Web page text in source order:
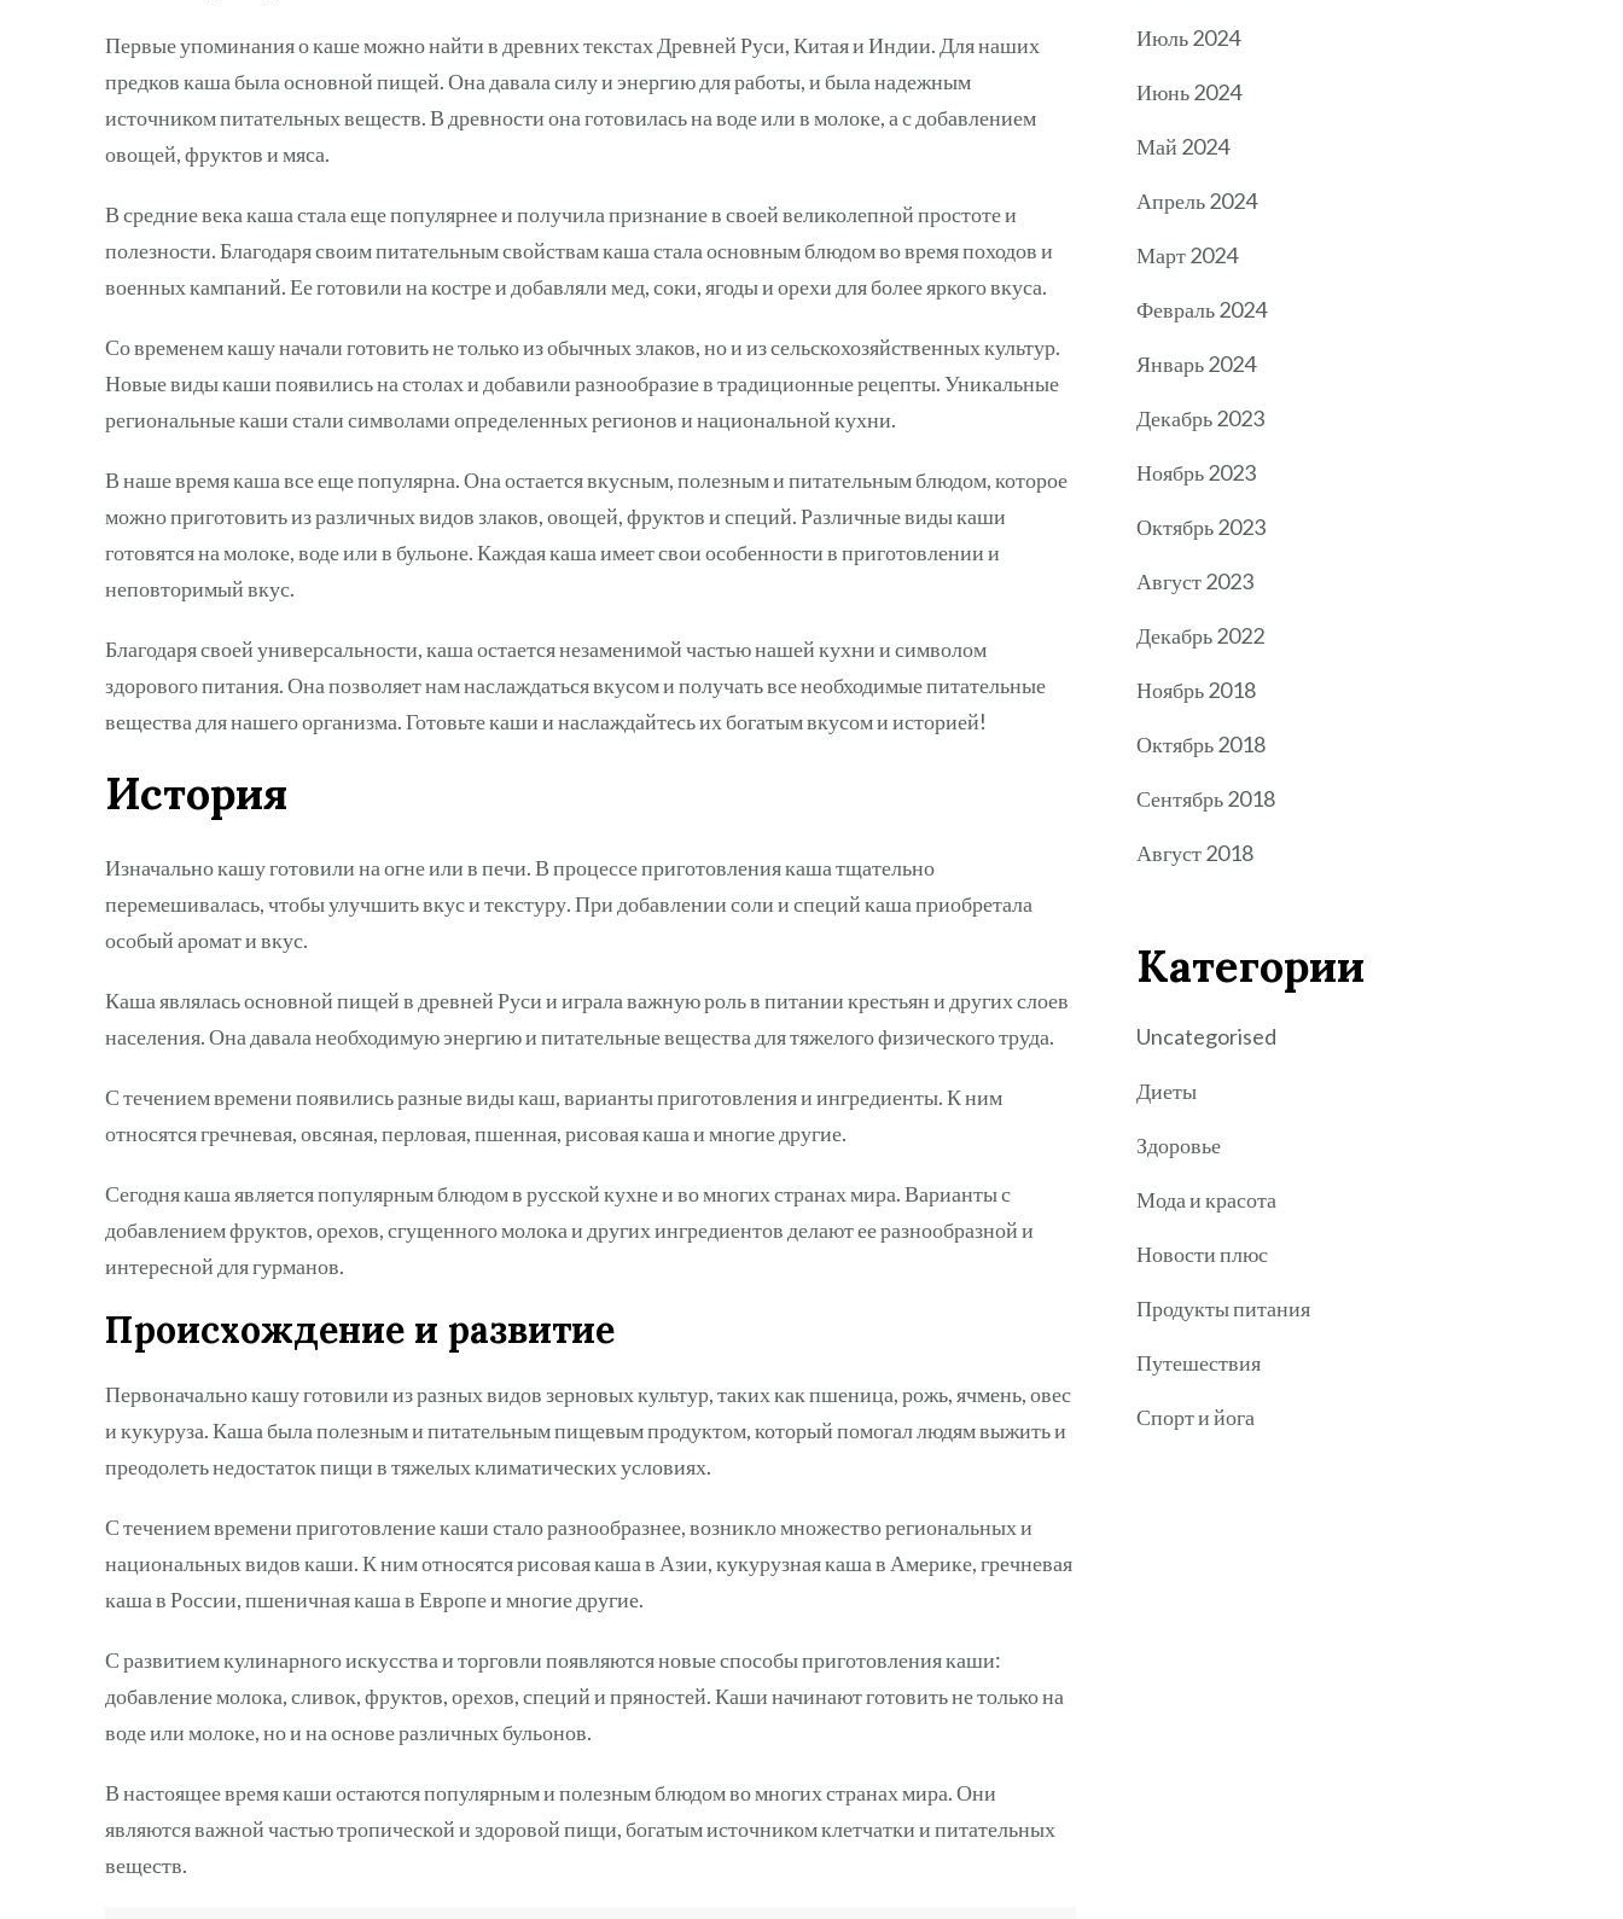
Первые упоминания о каше можно найти в древних текстах Древней Руси, Китая и Индии. Для наших
предков каша была основной пищей. Она давала силу и энергию для работы, и была надежным
источником питательных веществ. В древности она готовилась на воде или в молоке, а с добавлением
овощей, фруктов и мяса.
В средние века каша стала еще популярнее и получила признание в своей великолепной простоте и
полезности. Благодаря своим питательным свойствам каша стала основным блюдом во время походов и
военных кампаний. Ее готовили на костре и добавляли мед, соки, ягоды и орехи для более яркого вкуса.
Со временем кашу начали готовить не только из обычных злаков, но и из сельскохозяйственных культур.
Новые виды каши появились на столах и добавили разнообразие в традиционные рецепты. Уникальные
региональные каши стали символами определенных регионов и национальной кухни.
В наше время каша все еще популярна. Она остается вкусным, полезным и питательным блюдом, которое
можно приготовить из различных видов злаков, овощей, фруктов и специй. Различные виды каши
готовятся на молоке, воде или в бульоне. Каждая каша имеет свои особенности в приготовлении и
неповторимый вкус.
Благодаря своей универсальности, каша остается незаменимой частью нашей кухни и символом
здорового питания. Она позволяет нам наслаждаться вкусом и получать все необходимые питательные
вещества для нашего организма. Готовьте каши и наслаждайтесь их богатым вкусом и историей!
История
Изначально кашу готовили на огне или в печи. В процессе приготовления каша тщательно
перемешивалась, чтобы улучшить вкус и текстуру. При добавлении соли и специй каша приобретала
особый аромат и вкус.
Каша являлась основной пищей в древней Руси и играла важную роль в питании крестьян и других слоев
населения. Она давала необходимую энергию и питательные вещества для тяжелого физического труда.
С течением времени появились разные виды каш, варианты приготовления и ингредиенты. К ним
относятся гречневая, овсяная, перловая, пшенная, рисовая каша и многие другие.
Сегодня каша является популярным блюдом в русской кухне и во многих странах мира. Варианты с
добавлением фруктов, орехов, сгущенного молока и других ингредиентов делают ее разнообразной и
интересной для гурманов.
Происхождение и развитие
Первоначально кашу готовили из разных видов зерновых культур, таких как пшеница, рожь, ячмень, овес
и кукуруза. Каша была полезным и питательным пищевым продуктом, который помогал людям выжить и
преодолеть недостаток пищи в тяжелых климатических условиях.
С течением времени приготовление каши стало разнообразнее, возникло множество региональных и
национальных видов каши. К ним относятся рисовая каша в Азии, кукурузная каша в Америке, гречневая
каша в России, пшеничная каша в Европе и многие другие.
С развитием кулинарного искусства и торговли появляются новые способы приготовления каши:
добавление молока, сливок, фруктов, орехов, специй и пряностей. Каши начинают готовить не только на
воде или молоке, но и на основе различных бульонов.
В настоящее время каши остаются популярным и полезным блюдом во многих странах мира. Они
являются важной частью тропической и здоровой пищи, богатым источником клетчатки и питательных
веществ.
Июль 2024
Июнь 2024
Май 2024
Апрель 2024
Март 2024
Февраль 2024
Январь 2024
Декабрь 2023
Ноябрь 2023
Октябрь 2023
Август 2023
Декабрь 2022
Ноябрь 2018
Октябрь 2018
Сентябрь 2018
Август 2018
Категории
Uncategorised
Диеты
Здоровье
Мода и красота
Новости плюс
Продукты питания
Путешествия
Спорт и йога